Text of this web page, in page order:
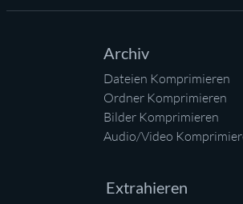
Archiv
Dateien Komprimieren
Ordner Komprimieren
Bilder Komprimieren
Audio/Video
Extrahieren